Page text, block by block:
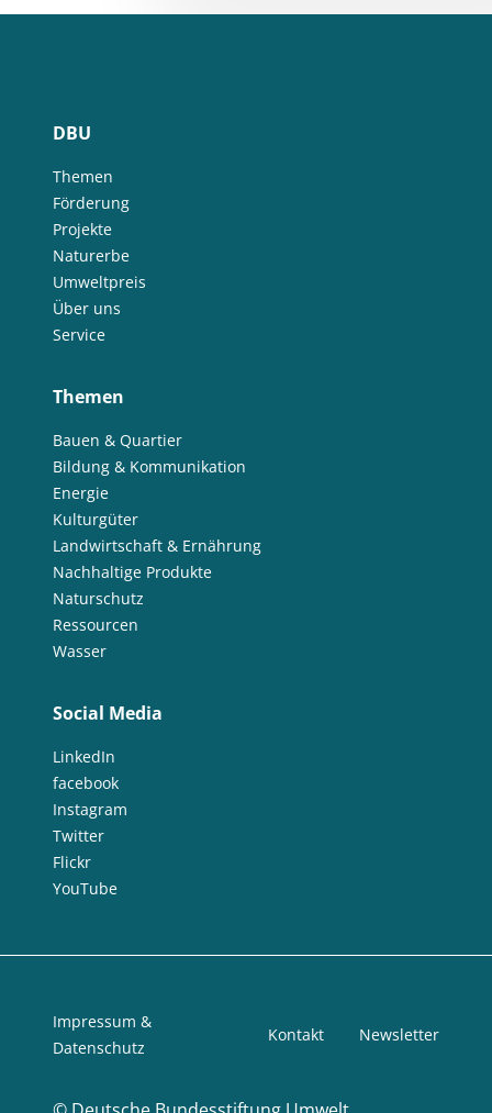
DBU
Themen
Förderung
Projekte
Naturerbe
Umweltpreis
Über uns
Service
Themen
Bauen & Quartier
Bildung & Kommunikation
Energie
Kulturgüter
Landwirtschaft & Ernährung
Nachhaltige Produkte
Naturschutz
Ressourcen
Wasser
Social Media
LinkedIn
facebook
Instagram
Twitter
Flickr
YouTube
Impressum &
Datenschutz
Kontakt Newsletter